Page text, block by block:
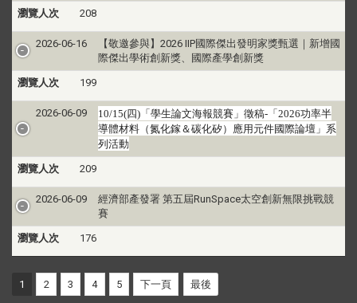
瀏覽人次 208
2026-06-16
【敬邀參與】2026 IIP國際傑出發明家獎甄選｜新增國
際傑出學術創新獎、國際產學創新獎
瀏覽人次 199
2026-06-09 10/15(四)「學生論文海報競賽」徵稿-「2026功率半
導體材料（氮化鎵＆碳化矽）應用元件國際論壇」系
列活動
瀏覽人次 209
2026-06-09
經濟部產發署 第五屆RunSpace太空創新無限挑戰競
賽
瀏覽人次 176
1 2 3 4 5 下一頁 最後